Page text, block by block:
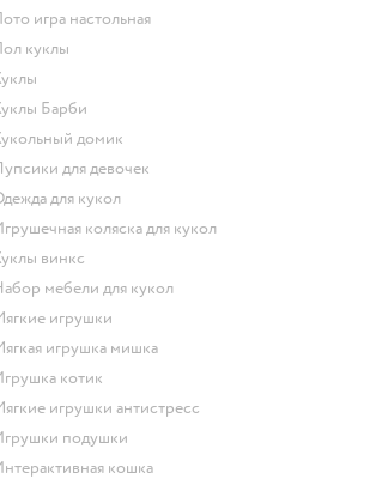
Лото игра настольная
Лол куклы
Куклы
Куклы Барби
Кукольный домик
Пупсики для девочек
Одежда для кукол
Игрушечная коляска для кукол
Куклы винкс
Набор мебели для кукол
Мягкие игрушки
Мягкая игрушка мишка
Игрушка котик
Мягкие игрушки антистресс
Игрушки подушки
Интерактивная кошка